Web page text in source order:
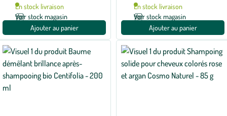
En stock livraison
Voir stock magasin
Ajouter au panier
En stock livraison
Voir stock magasin
Ajouter au panier